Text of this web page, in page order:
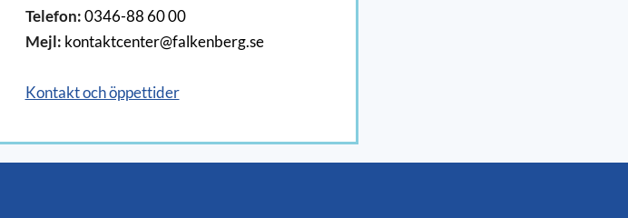
Telefon: 0346-88 60 00
Mejl: kontaktcenter@falkenberg.se
Kontakt och öppettider